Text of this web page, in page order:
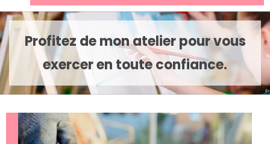
Profitez de mon atelier pour vous
exercer en toute confiance.